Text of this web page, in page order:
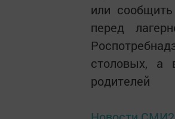
или
перед
столовых, а
родителей